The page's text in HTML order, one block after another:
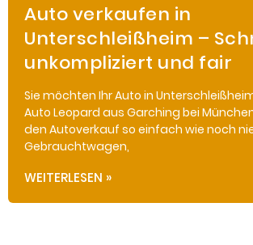
Auto verkaufen in
Unterschleißheim –
unkompliziert und fair
Sie möchten Ihr Auto in
Auto Leopard aus Garching bei
den Autoverkauf so einfach wie noch
Gebrauchtwagen,
WEITERLESEN »